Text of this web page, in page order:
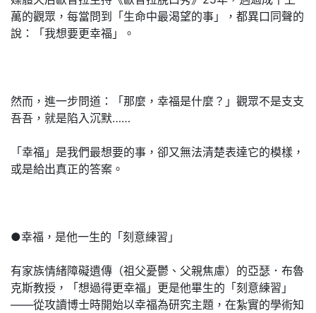
萬的觀眾，每當問到「生命中最渴望的事」，都異口同聲的
說：「我想要更幸福」。
然而，進一步問道：「那麼，幸福是什麼？」觀眾不是支支
吾吾，就是陷入沉默……
「幸福」是我們最想要的事，卻又無法清楚表達它的模樣，
或是給出真正的答案。
●幸福，是他一生的「刻意練習」
有家族情緒障礙遺傳（祖父憂鬱、父親焦慮）的亞瑟．布魯
克斯教授，「想過得更幸福」更是他畢生的「刻意練習」
——從攻讀博士時開始以幸福為研究主題，在紮實的學術知